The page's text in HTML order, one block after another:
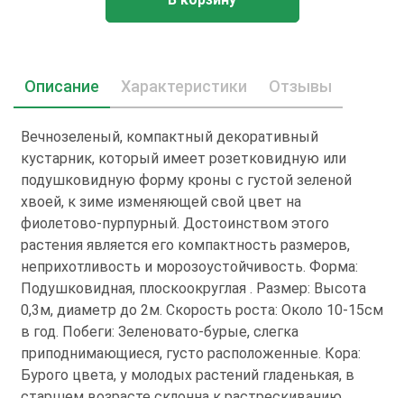
Описание Характеристики Отзывы
Вечнозеленый, компактный декоративный
кустарник, который имеет розетковидную или
подушковидную форму кроны с густой зеленой
хвоей, к зиме изменяющей свой цвет на
фиолетово-пурпурный. Достоинством этого
растения является его компактность размеров,
неприхотливость и морозоустойчивость. Форма:
Подушковидная, плоскоокруглая . Размер: Высота
0,3м, диаметр до 2м. Скорость роста: Около 10-15см
в год. Побеги: Зеленовато-бурые, слегка
приподнимающиеся, густо расположенные. Кора:
Бурого цвета, у молодых растений гладенькая, в